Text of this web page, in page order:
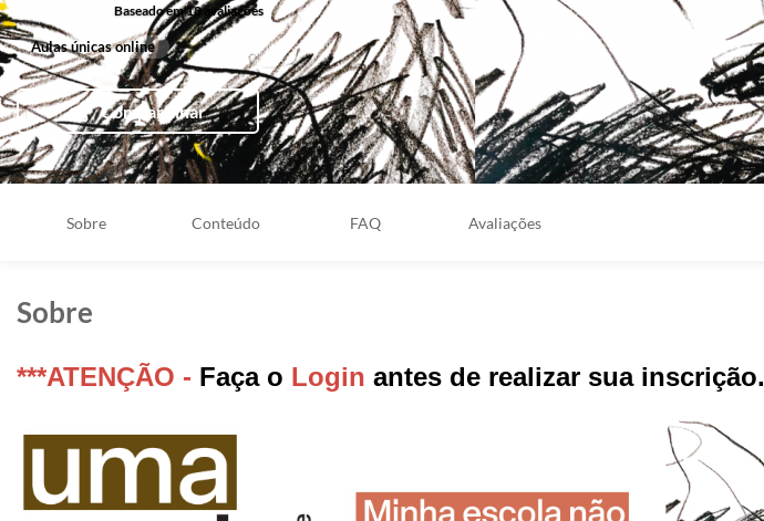
Baseado em 18 avaliações
Aulas únicas online
Compartilhar
Sobre Conteúdo FAQ Avaliações
Sobre
***ATENÇÃO - Faça o Login antes de realizar sua inscrição.